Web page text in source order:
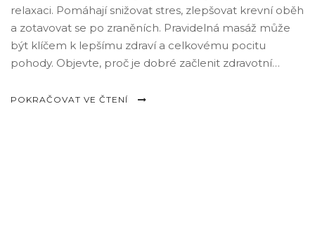
relaxaci. Pomáhají snižovat stres, zlepšovat krevní oběh
a zotavovat se po zraněních. Pravidelná masáž může
být klíčem k lepšímu zdraví a celkovému pocitu
pohody. Objevte, proč je dobré začlenit zdravotní
POKRAČOVAT VE ČTENÍ